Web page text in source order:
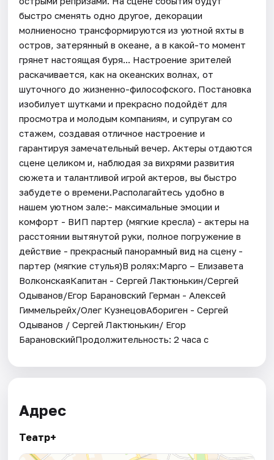
быстро сменять одно другое, декорации
молниеносно трансформируются из уютной яхты в
остров, затерянный в океане, а в какой-то момент
грянет настоящая буря... Настроение зрителей
раскачивается, как на океанских волнах, от
шуточного до жизненно-философского. Постановка
изобилует шутками и прекрасно подойдёт для
просмотра и молодым компаниям, и супругам со
стажем, создавая отличное настроение и
гарантируя замечательный вечер. Актеры отдаются
сцене целиком и, наблюдая за вихрями развития
сюжета и талантливой игрой актеров, вы быстро
забудете о времени.Располагайтесь удобно в
нашем уютном зале:- максимальные эмоции и
комфорт - ВИП партер (мягкие кресла) - актеры на
расстоянии вытянутой руки, полное погружение в
действие - ⁠прекрасный панорамный вид на сцену -
партер (мягкие стулья)В ролях:Марго – Елизавета
ВолконскаяКапитан - Сергей Лактюнькин/Сергей
Одыванов/Егор Барановский Герман - Алексей
Гиммельрейх/Олег КузнецовАбориген - Сергей
Одыванов / Сергей Лактюнькин/ Егор
БарановскийПродолжительность: 2 часа с
Адрес
Театр+